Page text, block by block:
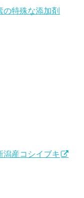
の特殊な添加剤
産コシイブキ